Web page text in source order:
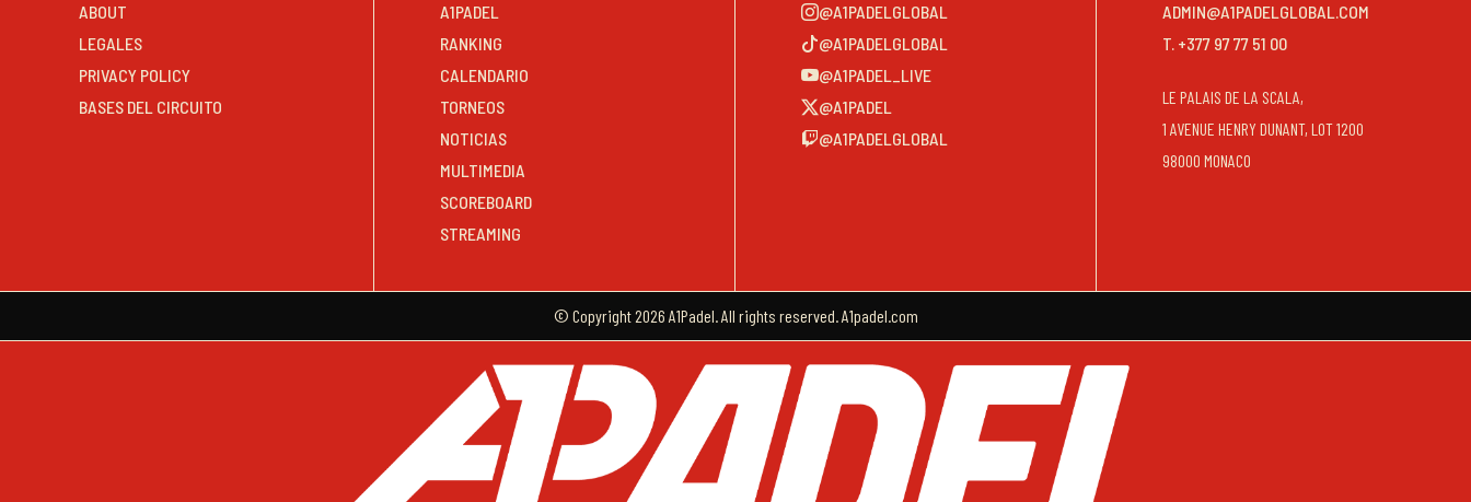
ABOUT
LEGALES
PRIVACY POLICY
BASES DEL CIRCUITO
A1PADEL
RANKING
CALENDARIO
TORNEOS
NOTICIAS
MULTIMEDIA
SCOREBOARD
STREAMING
@A1PADELGLOBAL
@A1PADELGLOBAL
@A1PADEL_LIVE
@A1PADEL
@A1PADELGLOBAL
ADMIN@A1PADELGLOBAL.COM
T. +377 97 77 51 00
LE PALAIS DE LA SCALA,
1 AVENUE HENRY DUNANT, LOT 1200
98000 MONACO
© Copyright 2026 A1Padel. All rights reserved. A1padel.com